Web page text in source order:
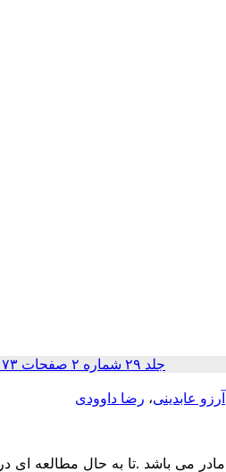
جلد ۲۹ شماره ۲ صفحات ۱۷۳-۱۶۹
آرزو عابدینی، رضا داوودی
می باشد .تا به حال مطالعه ای